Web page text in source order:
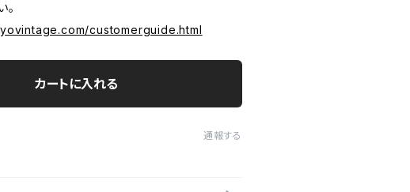
。
customerguide.html
カートに入れる
通報する